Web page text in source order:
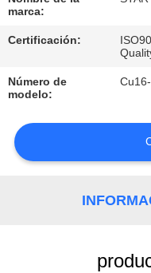
ÉNTRENOS
EN
CONTACTO
CON
marca:
Certificación:
Número de
modelo: